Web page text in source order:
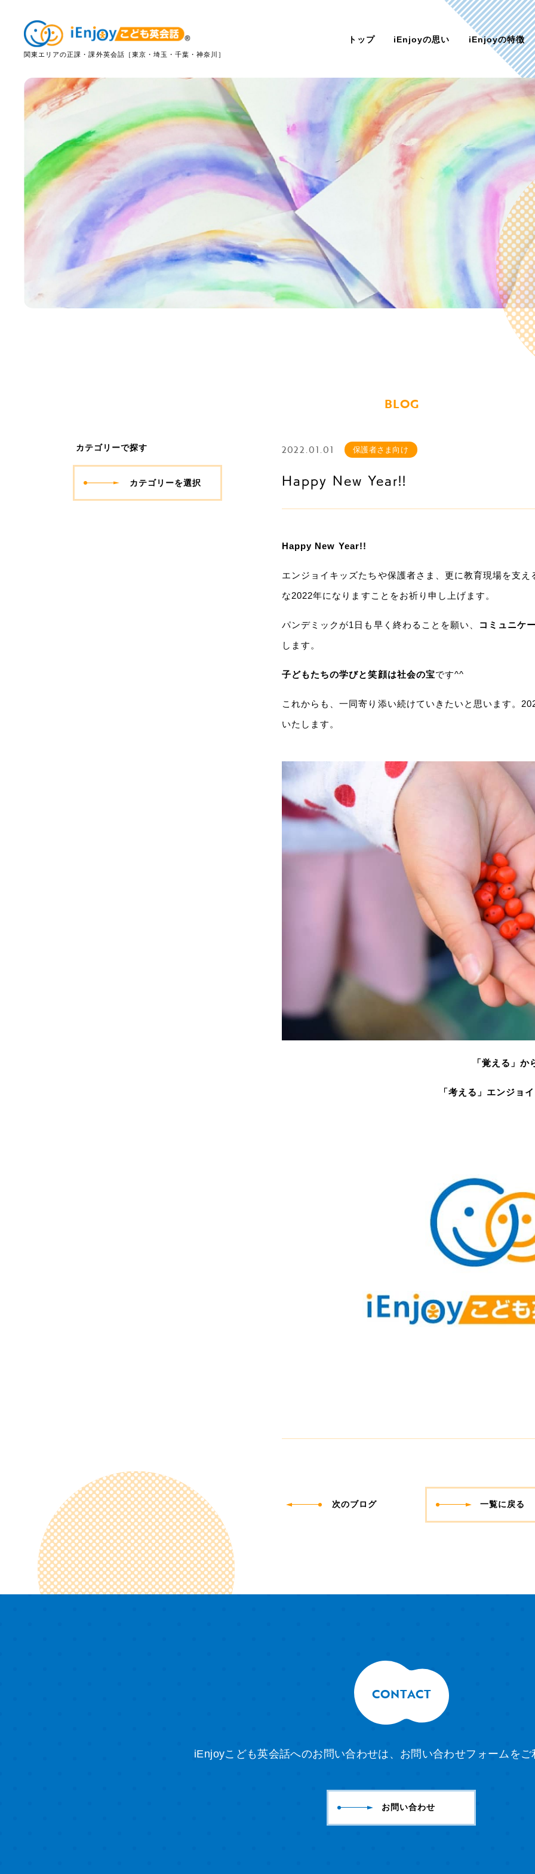
関東エリアの正課・課外英会話［東京・埼玉・千葉・神奈川］
トップ iEnjoyの思い iEnjoyの特徴
BLOG
カテゴリーで探す
カテゴリーを選択
2022.01.01 保護者さま向け
Happy New Year!!
Happy New Year!!
エンジョイキッズたちや保護者さま、更に教育現場を支
な2022年になりますことをお祈り申し上げます。
パンデミックが1日も早く終わることを願い、
コミュニケ
します。
子どもたちの学びと笑顔は社会の宝です^^
これからも、一同寄り添い続けていきたいと思います。
いたします。
「覚える」か
「考える」エンジョ
次のブログ 一覧に戻る
CONTACT
iEnjoyこども英会話へのお問い合わせは、 お問い合わせフォームを
お問い合わせ